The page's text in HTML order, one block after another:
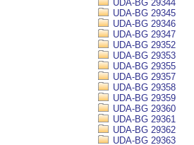
UDA-BG 29344
UDA-BG 29345
UDA-BG 29346
UDA-BG 29347
UDA-BG 29352
UDA-BG 29353
UDA-BG 29355
UDA-BG 29357
UDA-BG 29358
UDA-BG 29359
UDA-BG 29360
UDA-BG 29361
UDA-BG 29362
UDA-BG 29363